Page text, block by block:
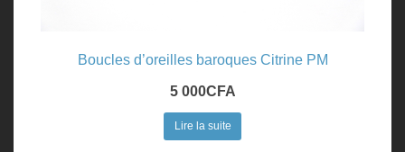
Boucles d’oreilles baroques Citrine PM
5 000CFA
Lire la suite